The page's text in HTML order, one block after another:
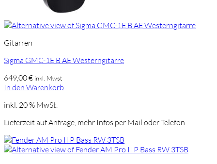
Gitarren
Sigma GMC-1E B AE Westerngitarre
649,00€ inkl. Mwst
In den Warenkorb
inkl. 20 % MwSt.
Lieferzeit auf Anfrage, mehr Infos per Mail oder Telefon